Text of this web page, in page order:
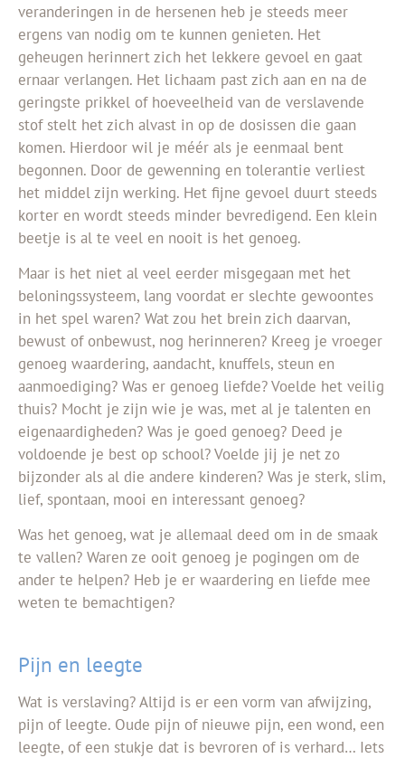
veranderingen in de hersenen heb je steeds meer
ergens van nodig om te kunnen genieten. Het
geheugen herinnert zich het lekkere gevoel en gaat
ernaar verlangen. Het lichaam past zich aan en na de
geringste prikkel of hoeveelheid van de verslavende
stof stelt het zich alvast in op de dosissen die gaan
komen. Hierdoor wil je méér als je eenmaal bent
begonnen. Door de gewenning en tolerantie verliest
het middel zijn werking. Het fijne gevoel duurt steeds
korter en wordt steeds minder bevredigend. Een klein
beetje is al te veel en nooit is het genoeg.
Maar is het niet al veel eerder misgegaan met het
beloningssysteem, lang voordat er slechte gewoontes
in het spel waren? Wat zou het brein zich daarvan,
bewust of onbewust, nog herinneren? Kreeg je vroeger
genoeg waardering, aandacht, knuffels, steun en
aanmoediging? Was er genoeg liefde? Voelde het veilig
thuis? Mocht je zijn wie je was, met al je talenten en
eigenaardigheden? Was je goed genoeg? Deed je
voldoende je best op school? Voelde jij je net zo
bijzonder als al die andere kinderen? Was je sterk, slim,
lief, spontaan, mooi en interessant genoeg?
Was het genoeg, wat je allemaal deed om in de smaak
te vallen? Waren ze ooit genoeg je pogingen om de
ander te helpen? Heb je er waardering en liefde mee
weten te bemachtigen?
Pijn en leegte
Wat is verslaving? Altijd is er een vorm van afwijzing,
pijn of leegte. Oude pijn of nieuwe pijn, een wond, een
leegte, of een stukje dat is bevroren of is verhard… Iets